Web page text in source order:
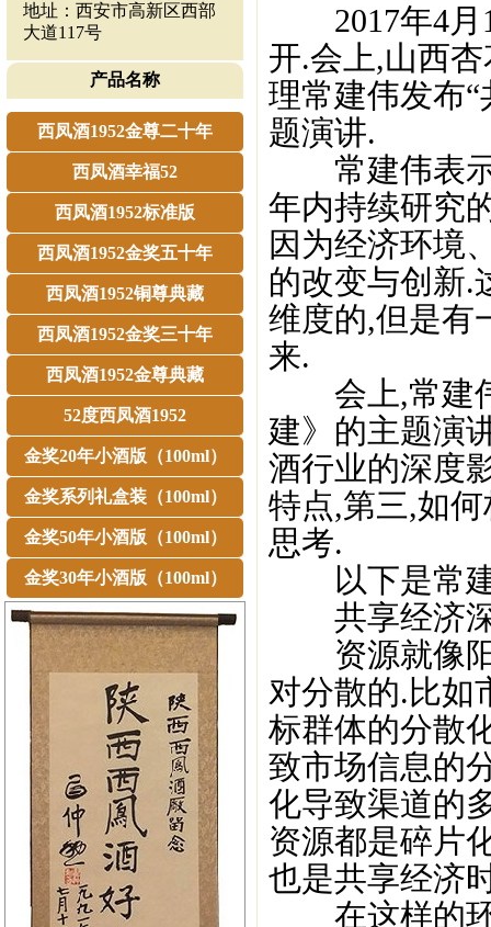
地址：西安市高新区西部
大道117号
产品名称
西凤酒1952金尊二十年
西凤酒幸福52
西凤酒1952标准版
西凤酒1952金奖五十年
西凤酒1952铜尊典藏
西凤酒1952金奖三十年
西凤酒1952金尊典藏
52度西凤酒1952
金奖20年小酒版（100ml）
金奖系列礼盒装（100ml）
金奖50年小酒版（100ml）
金奖30年小酒版（100ml）
2017年4月
开.会上,山西
理常建伟发布
题演讲.
常建伟表示,
年内持续研究
因为经济环境
的改变与创新.
维度的,但是有
来.
会上,常建伟
建》的主题演
酒行业的深度
特点,第三,如
思考.
以下是常建
共享经济深
资源就像阳
对分散的.比如
标群体的分散
致市场信息的
化导致渠道的
资源都是碎片
也是共享经济
在这样的环